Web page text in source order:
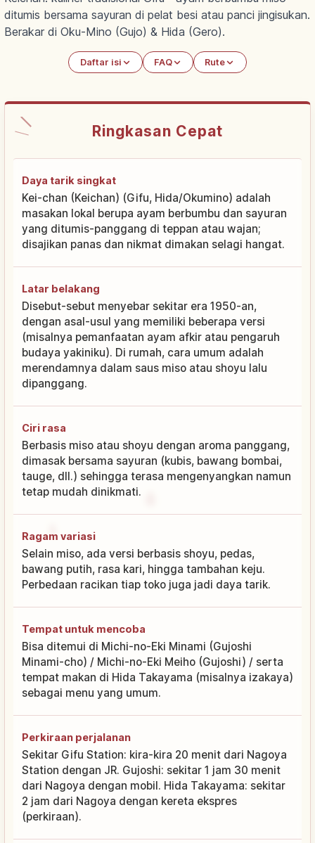
ditumis bersama sayuran di pelat besi atau panci jingisukan.
Berakar di Oku-Mino (Gujo) & Hida (Gero).
Daftar isi FAQ Rute
Ringkasan Cepat
Daya tarik singkat
Kei-chan (Keichan) (Gifu, Hida/Okumino) adalah
masakan lokal berupa ayam berbumbu dan sayuran
yang ditumis-panggang di teppan atau wajan;
disajikan panas dan nikmat dimakan selagi hangat.
Latar belakang
Disebut-sebut menyebar sekitar era 1950-an,
dengan asal-usul yang memiliki beberapa versi
(misalnya pemanfaatan ayam afkir atau pengaruh
budaya yakiniku). Di rumah, cara umum adalah
merendamnya dalam saus miso atau shoyu lalu
dipanggang.
Ciri rasa
Berbasis miso atau shoyu dengan aroma panggang,
dimasak bersama sayuran (kubis, bawang bombai,
tauge, dll.) sehingga terasa mengenyangkan namun
tetap mudah dinikmati.
Ragam variasi
Selain miso, ada versi berbasis shoyu, pedas,
bawang putih, rasa kari, hingga tambahan keju.
Perbedaan racikan tiap toko juga jadi daya tarik.
Tempat untuk mencoba
Bisa ditemui di Michi-no-Eki Minami (Gujoshi
Minami-cho) / Michi-no-Eki Meiho (Gujoshi) / serta
tempat makan di Hida Takayama (misalnya izakaya)
sebagai menu yang umum.
Perkiraan perjalanan
Sekitar Gifu Station: kira-kira 20 menit dari Nagoya
Station dengan JR. Gujoshi: sekitar 1 jam 30 menit
dari Nagoya dengan mobil. Hida Takayama: sekitar
2 jam dari Nagoya dengan kereta ekspres
(perkiraan).